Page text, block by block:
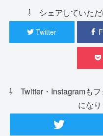
⇩ シェアしていた
Twitter
⇩ Twitter・Instagramも
にな